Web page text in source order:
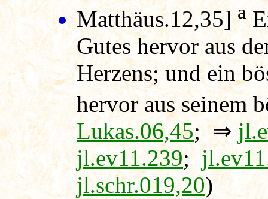
Matthäus.12,35] a
Gutes hervor aus
Herzens; und ein
hervor aus seinem
Lukas.06,45; ⇒
jl.ev11.239;
jl.schr.019,20)